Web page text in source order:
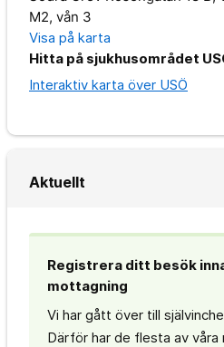
M2, vån 3
Visa på karta
Hitta på sjukhusområdet
Interaktiv karta över USÖ
Aktuellt
Registrera ditt besök
mottagning
Vi har gått över till
Därför har de flesta av